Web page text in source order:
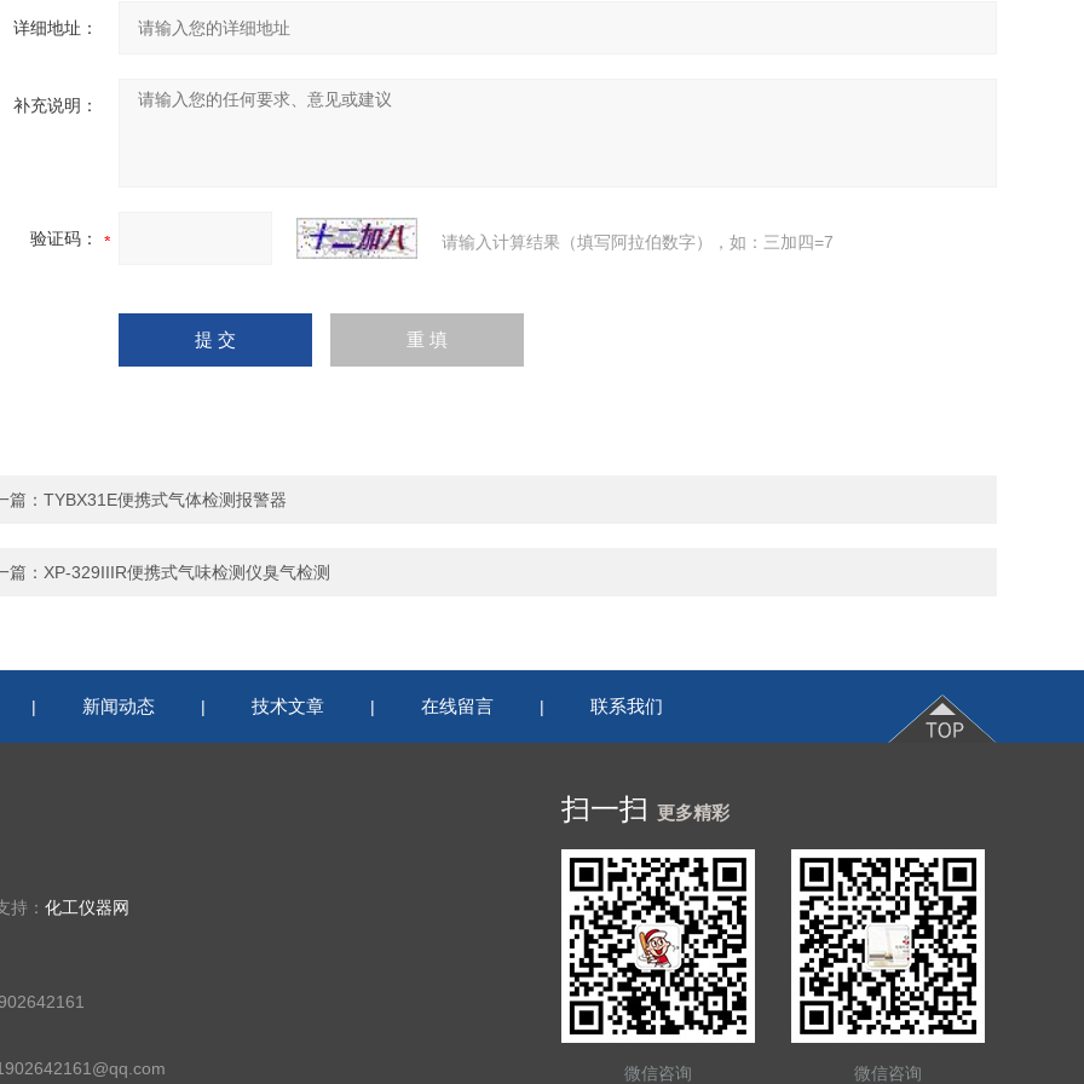
详细地址：
补充说明：
验证码： 请输入计算结果（填写阿拉伯数字），如：三加四=7
篇： TYBX31E便携式气体检测报警器
篇： XP-329IIIR便携式气味检测仪臭气检测
| 新闻动态 | 技术文章 | 在线留言 | 联系我们
持： 化工仪器网
扫一扫 更多精彩
微信咨询 微信咨询